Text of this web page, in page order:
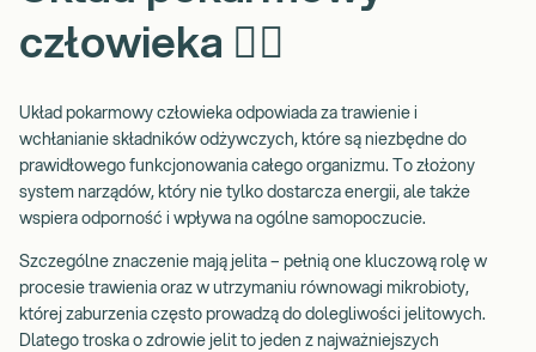
dwunastnicy, aż po odbyt mierzy od 6,5 do 8 metrów. Tak znaczna
człowieka 🙋‍♀️
Układ pokarmowy człowieka odpowiada za trawienie i
wchłanianie składników odżywczych, które są niezbędne do
prawidłowego funkcjonowania całego organizmu. To złożony
system narządów, który nie tylko dostarcza energii, ale także
wspiera odporność i wpływa na ogólne samopoczucie.
Szczególne znaczenie mają jelita – pełnią one kluczową rolę w
procesie trawienia oraz w utrzymaniu równowagi mikrobioty,
której zaburzenia często prowadzą do dolegliwości jelitowych.
Dlatego troska o zdrowie jelit to jeden z najważniejszych